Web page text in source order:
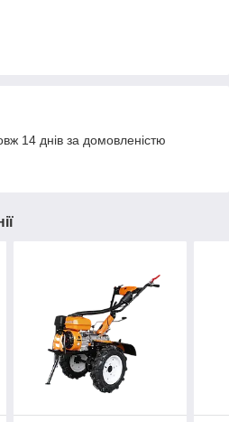
14 днів за домовленістю